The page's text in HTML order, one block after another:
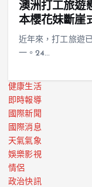
澳洲打工旅遊
本櫻花妹斷崖
近年來，打工旅遊
一。24…
健康生活
即時報導
國際新聞
國際消息
天氣氣象
娛樂影視
情侶
政治快訊